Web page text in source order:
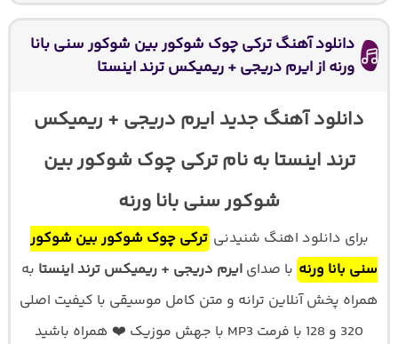
دانلود آهنگ ترکی چوک شوکور بین شوکور سنی بانا
ورنه از ایرم دریجی + ریمیکس ترند اینستا
دانلود آهنگ جدید ایرم دریجی + ریمیکس
ترند اینستا به نام ترکی چوک شوکور بین
شوکور سنی بانا ورنه
برای دانلود اهنگ شنیدنی ترکی چوک شوکور بین شوکور
سنی بانا ورنه با صدایایرم دریجی + ریمیکس ترند اینستا به
همراه پخش آنلاین ترانه و متن کامل موسیقی با کیفیت اصلی
320 و 128 با فرمت MP3 با جهش موزیک ❤️ همراه باشید